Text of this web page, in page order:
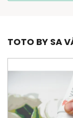
TOTO BY SA